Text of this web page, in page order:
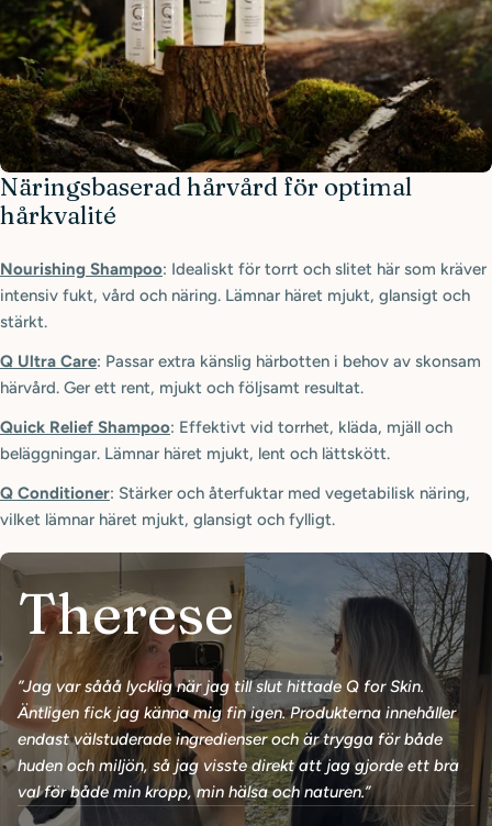
Näringsbaserad hårvård för optimal
hårkvalité
Nourishing Shampoo: Idealiskt för torrt och slitet här som kräver
intensiv fukt, vård och näring. Lämnar häret mjukt, glansigt och
stärkt.
Q Ultra Care: Passar extra känslig härbotten i behov av skonsam
härvård. Ger ett rent, mjukt och följsamt resultat.
Quick Relief Shampoo: Effektivt vid torrhet, kläda, mjäll och
beläggningar. Lämnar häret mjukt, lent och lättskött.
Q Conditioner: Stärker och återfuktar med vegetabilisk näring,
vilket lämnar häret mjukt, glansigt och fylligt.
Therese
”Jag var sååå lycklig när jag till slut hittade Q for Skin.
Äntligen fick jag känna mig fin igen. Produkterna innehåller
endast välstuderade ingredienser och är trygga för både
huden och miljön, så jag visste direkt att jag gjorde ett bra
val för både min kropp, min hälsa och naturen.”